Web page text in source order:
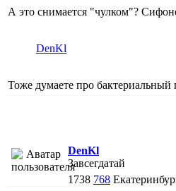
А это снимается "чулком"?
DenKl
Тоже думаете про бактериальный
DenKl
Завсегдатай
1738 768